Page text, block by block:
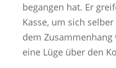
begangen hat. Er
Kasse, um sich
dem
eine Lüge über den